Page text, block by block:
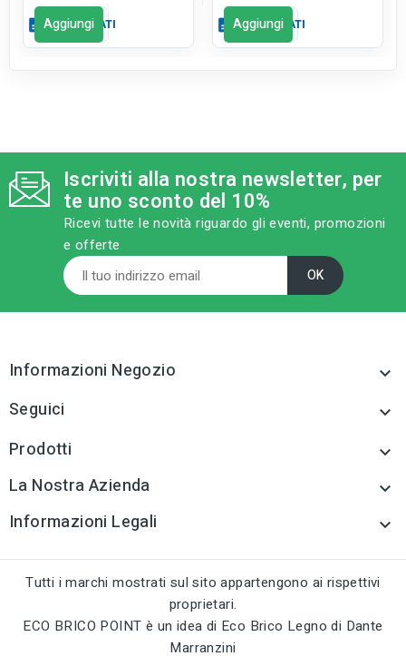
descriptionSCHEDA DATI
qr_code_2
CODICE FIGURA
BK0206
category
MODELLO
mm 12 - pz 20 sfumate
nido ape
sell
CATEGORIA PRODOTTO
cornici per quadri
Ganci,attaccaglie e
Disponibile online
Aggiungi descriptionSCHEDA DATI
qr_code_2
CODICE FIGURA
category
MODELLO
mm 9 - pz 25 ottonate
CATEGORIA PRODOTTO
cornici per quadri
Aggiungi
Iscriviti alla nostra newsletter, per
te uno sconto del 10%
Ricevi tutte le novità riguardo gli eventi, promozioni
e offerte
Informazioni Negozio 
Seguici 
Prodotti 
La Nostra Azienda 
Informazioni Legali 
Tutti i marchi mostrati sul sito appartengono ai rispettivi
proprietari.
ECO BRICO POINT è un idea di Eco Brico Legno di Dante
Marranzini